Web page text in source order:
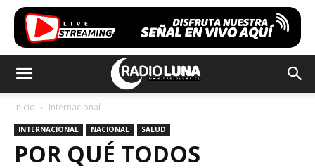
Inicio Internacional
INTERNACIONAL NACIONAL SALUD
POR QUÉ TODOS